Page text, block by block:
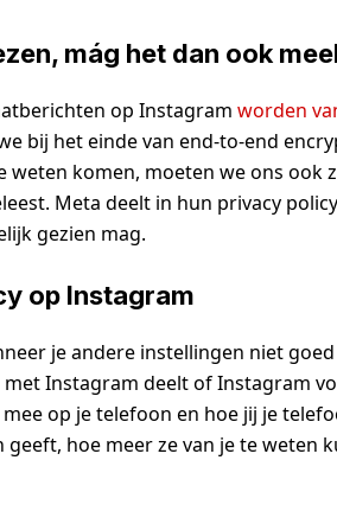
mág het dan ook
op Instagram worden
bij het einde van end-to-end
weten komen, moeten we ons ook
Meta deelt in hun privacy
gezien mag.
op Instagram
je andere instellingen niet
Instagram deelt of Instagram
op je telefoon en hoe jij je
hoe meer ze van je te weten